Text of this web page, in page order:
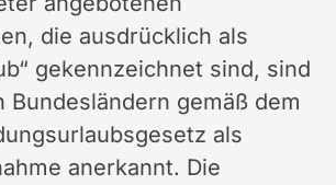
die ausdrücklich als
gekennzeichnet sind, sind
Bundesländern gemäß dem
als
anerkannt. Die